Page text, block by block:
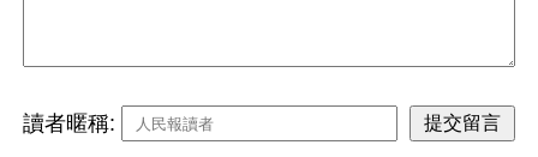
讀者暱稱: